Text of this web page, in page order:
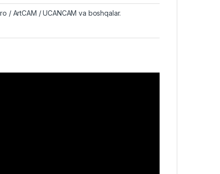
/ ArtCAM / UCANCAM va boshqalar.